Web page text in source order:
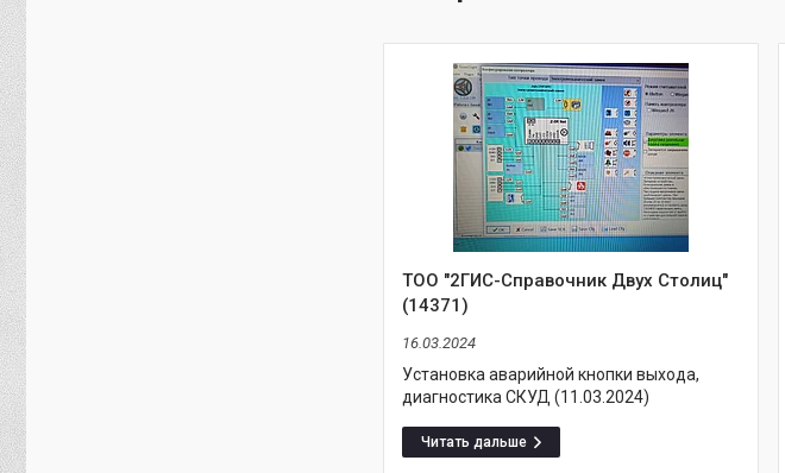
ТОО "2ГИС-Справочник Двух Столиц"
(14371)
16.03.2024
Установка аварийной кнопки выхода,
диагностика СКУД (11.03.2024)